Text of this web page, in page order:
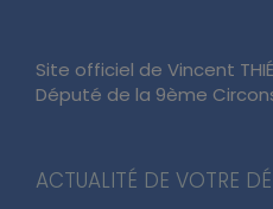
Site officiel de Vincent
Député de la 9ème
ACTUALITÉ DE VOTRE